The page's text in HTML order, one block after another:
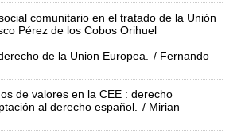
comunitario en el tratado de la Unión
Pérez de los Cobos Orihuel
de la Union Europea.
/ Fernando
de valores en la CEE : derecho
al derecho español.
/ Mirian